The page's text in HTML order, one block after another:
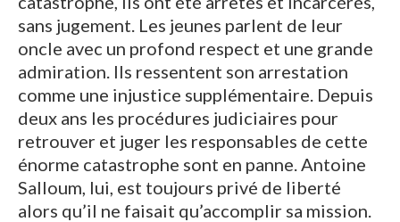
sans jugement. Les jeunes parlent de leur
oncle avec un profond respect et une grande
admiration. Ils ressentent son arrestation
comme une injustice supplémentaire. Depuis
deux ans les procédures judiciaires pour
retrouver et juger les responsables de cette
énorme catastrophe sont en panne. Antoine
Salloum, lui, est toujours privé de liberté
alors qu’il ne faisait qu’accomplir sa mission.